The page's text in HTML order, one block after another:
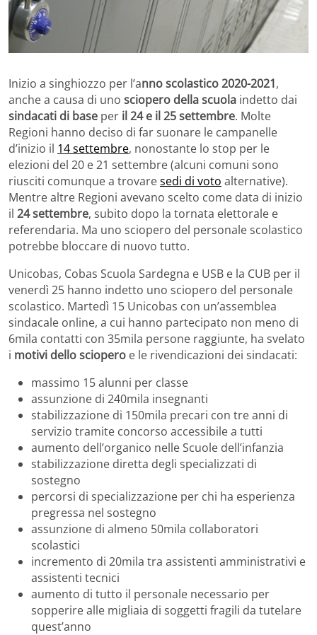
Inizio a singhiozzo per l’anno scolastico 2020-2021,
anche a causa di uno sciopero della scuola indetto dai
sindacati di base per il 24 e il 25 settembre. Molte
Regioni hanno deciso di far suonare le campanelle
d’inizio il 14 settembre, nonostante lo stop per le
elezioni del 20 e 21 settembre (alcuni comuni sono
riusciti comunque a trovaresedi di voto alternative).
Mentre altre Regioni avevano scelto come data di inizio
il 24 settembre, subito dopo la tornata elettorale e
referendaria. Ma uno sciopero del personale scolastico
potrebbe bloccare di nuovo tutto.
Unicobas, Cobas Scuola Sardegna e USB e la CUB per il
venerdì 25 hanno indetto uno sciopero del personale
scolastico. Martedì 15 Unicobas con un’assemblea
sindacale online, a cui hanno partecipato non meno di
6mila contatti con 35mila persone raggiunte, ha svelato
i motivi dello sciopero e le rivendicazioni dei sindacati:
massimo 15 alunni per classe
assunzione di 240mila insegnanti
stabilizzazione di 150mila precari con tre anni di
servizio tramite concorso accessibile a tutti
aumento dell’organico nelle Scuole dell’infanzia
stabilizzazione diretta degli specializzati di
sostegno
percorsi di specializzazione per chi ha esperienza
pregressa nel sostegno
assunzione di almeno 50mila collaboratori
scolastici
incremento di 20mila tra assistenti amministrativi e
assistenti tecnici
aumento di tutto il personale necessario per
sopperire alle migliaia di soggetti fragili da tutelare
quest’anno